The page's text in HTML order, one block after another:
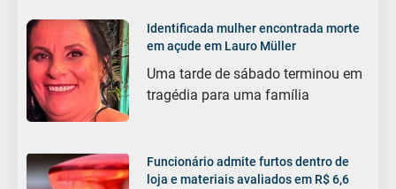
Identificada mulher encontrada morte
em açude em Lauro Müller
Uma tarde de sábado terminou em
tragédia para uma família
Funcionário admite furtos dentro de
loja e materiais avaliados em R$ 6,6